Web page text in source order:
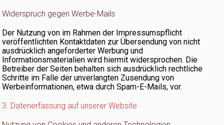
Widerspruch gegen Werbe-Mails
Der Nutzung von im Rahmen der Impressumspflicht
veröffentlichten Kontaktdaten zur Übersendung von nicht
ausdrücklich angeforderter Werbung und
Informationsmaterialien wird hiermit widersprochen. Die
Betreiber der Seiten behalten sich ausdrücklich rechtliche
Schritte im Falle der unverlangten Zusendung von
Werbeinformationen, etwa durch Spam-E-Mails, vor.
3. Datenerfassung auf unserer Website